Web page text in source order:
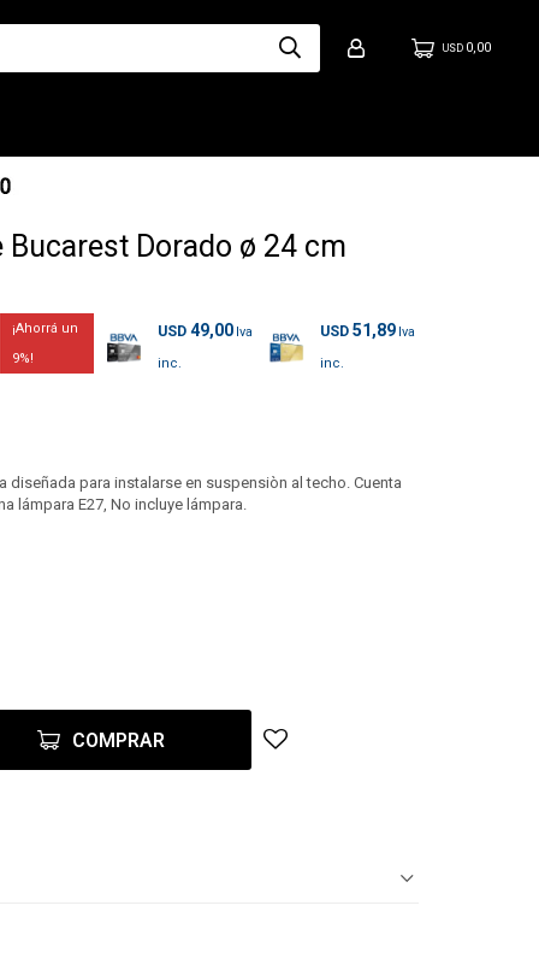
USD 0,00
Bucarest Dorado ø 24 cm
9
USD 49,00 USD 51,89
diseñada para instalarse en suspensiòn al techo. Cuenta
lámpara E27, No incluye lámpara.
COMPRAR